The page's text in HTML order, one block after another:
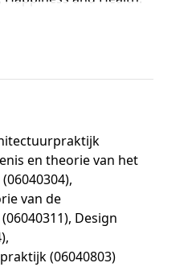
en theorie van het
van de
Design
(06040803)